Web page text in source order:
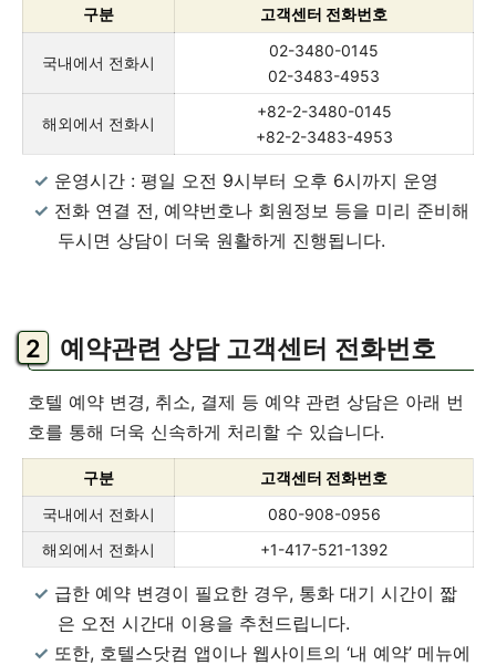
구분 고객센터 전화번호
국내에서 전화시
02-3480-0145
02-3483-4953
해외에서 전화시
+82-2-3480-0145
+82-2-3483-4953
운영시간 : 평일 오전 9시부터 오후 6시까지 운영
전화 연결 전, 예약번호나 회원정보 등을 미리 준비해
두시면 상담이 더욱 원활하게 진행됩니다.
예약관련 상담 고객센터 전화번호
호텔 예약 변경, 취소, 결제 등 예약 관련 상담은 아래 번
호를 통해 더욱 신속하게 처리할 수 있습니다.
구분
고객센터 전화번호
국내에서 전화시
080-908-0956
해외에서 전화시
+1-417-521-1392
급한 예약 변경이 필요한 경우, 통화 대기 시간이 짧
은 오전 시간대 이용을 추천드립니다.
또한, 호텔스닷컴 앱이나 웹사이트의 ‘내 예약’ 메뉴에